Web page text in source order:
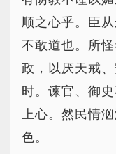
顺之心乎。臣
不敢道也。所
政，以厌天戒
时。谏官、御
上心。然民情
色。